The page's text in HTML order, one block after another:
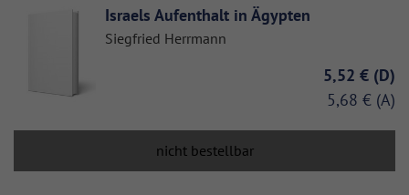
Israels Aufenthalt in Ägypten
Siegfried Herrmann
5,52 €
5,68 €
nicht bestellbar